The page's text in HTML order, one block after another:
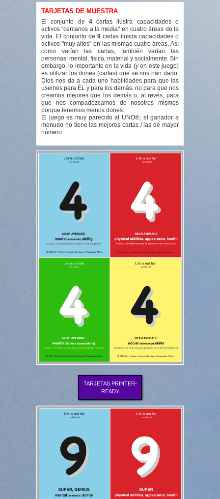
TARJETAS DE MUESTRA
El conjunto de 4cartas ilustra capacidades o
activos "cercanos a la media" en cuatro áreas de la
vida. El conjunto de 9 cartas ilustra capacidades o
activos "muy altos" en las mismas cuatro áreas. Así
como varían las cartas, también varían las
personas: mental, física, material y socialmente. Sin
embargo, lo importante en la vida (y en este juego)
es utilizar los dones (cartas) que se nos han dado.
Dios nos da a cada uno habilidades para que las
usemos para ÉL y para los demás, no para que nos
creamos mejores que los demás o, al revés, para
que nos compadezcamos de nosotros mismos
porque tenemos menos dones.
El juego es muy parecido al UNO®; el ganador a
menudo no tiene las mejores cartas / las de mayor
número.
TARJETAS PRINTER-
READY